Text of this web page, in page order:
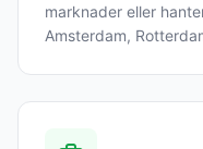
marknader eller
Amsterdam,